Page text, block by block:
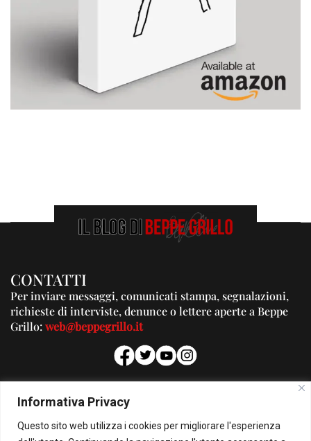
Informativa Privacy
Questo sito web utilizza i cookies per migliorare l'esperienza
CONTATTI
Per inviare messaggi, comunicati stampa, segnalazioni,
richieste di interviste, denunce o lettere aperte a Beppe
Grillo:web@beppegrillo.it
PUBBLICITA'
Per la tua pubblicità su questo Blog:
pubblicita@beppegrillo.it